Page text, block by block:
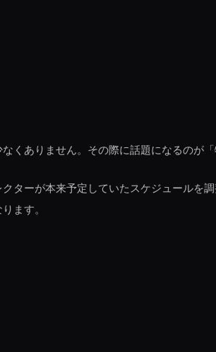
くありません。その際に話題になるのが「
ターが本来予定していたスケジュールを
ます。